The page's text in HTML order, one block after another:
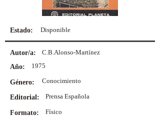
Estado: Disponible
Autor/a:
C.B.Alonso-Martínez
Año:
1975
Género: Conocimiento
Prensa Española
Editorial:
Formato: Físico